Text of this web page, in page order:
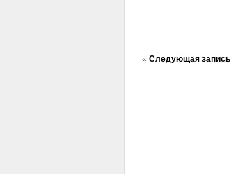
« Следующая запись